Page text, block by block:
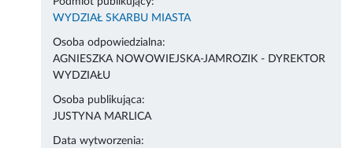
WYDZIAŁ SKARBU MIASTA
Osoba odpowiedzialna:
AGNIESZKA NOWOWIEJSKA-JAMROZIK - DYREKTOR
WYDZIAŁU
Osoba publikująca:
JUSTYNA MARLICA
Data wytworzenia: